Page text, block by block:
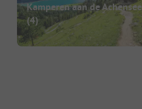
Kamperen aan de Achensee
(4)